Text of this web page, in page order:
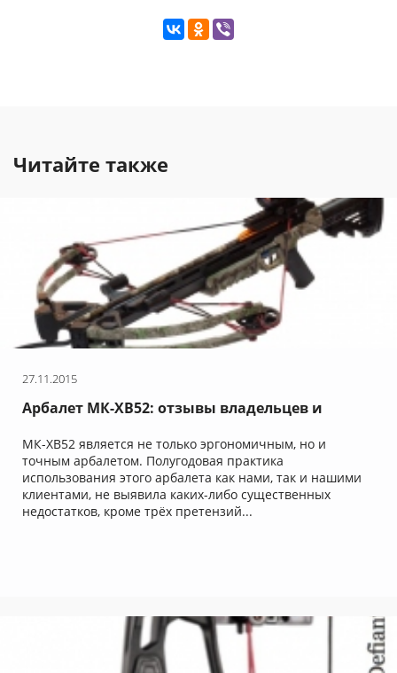
Читайте также
27.11.2015
Арбалет МК-ХВ52: отзывы владельцев и
МК-ХВ52 является не только эргономичным, но и
точным арбалетом. Полугодовая практика
использования этого арбалета как нами, так и нашими
клиентами, не выявила каких-либо существенных
недостатков, кроме трёх претензий...